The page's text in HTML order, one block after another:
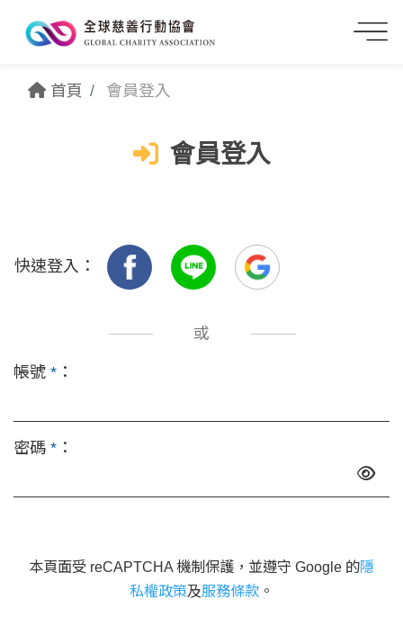
首頁 會員登入
會員登入
快速登入：
或
帳號 * ：
密碼 * ：
本頁面受 reCAPTCHA 機制保護，並遵守 Google 的隱
私權政策及服務條款 。